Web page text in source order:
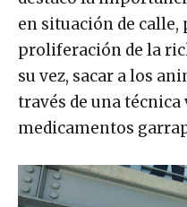
destacó la
en situación de
proliferación de la
su vez, sacar a los
través de una
medicamentos